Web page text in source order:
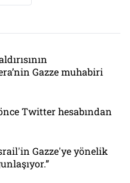
Gazze muhabiri
Twitter hesabından
Gazze'ye yönelik